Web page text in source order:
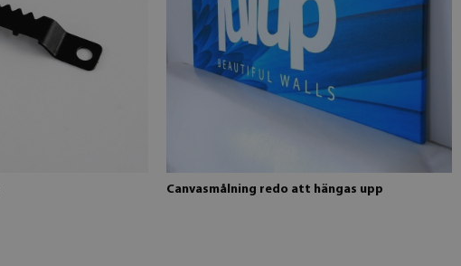
Canvasmålning redo att hängas upp